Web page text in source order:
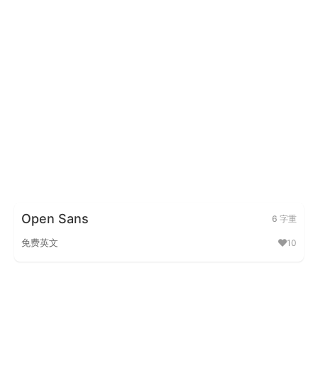
Open Sans 6 字重
免费英文 10